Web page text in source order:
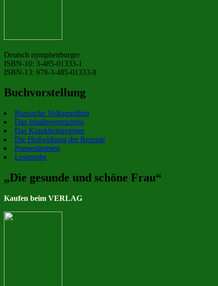
Deutsch nymphenburger
ISBN-10: 3-485-01333-1
ISBN-13: 978-3-485-01333-8
Buchvorstellung
Russische Volksmedizin
Das Inhaltsverzeichnis
Das Krankheitsregister
Die Heilwirkung der Rezepte
Pressestimmen
Leseprobe
„Die gesunde und schöne Frau“
Kaufen beim VERLAG